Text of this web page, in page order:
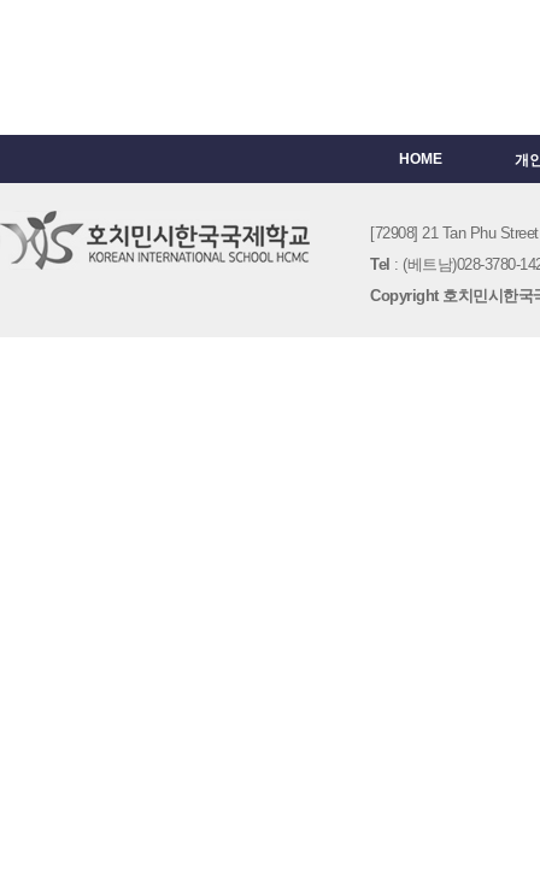
HOME 개
[72908] 21 Tan Phu
Tel : (베트남)028-3780-
Copyright 호치민시한국